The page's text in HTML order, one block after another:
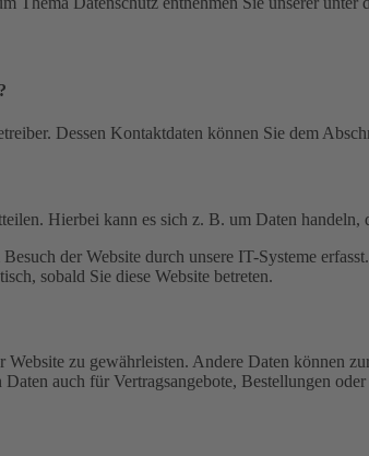
Dessen Kontaktdaten können Sie dem
Hierbei kann es sich z. B. um Daten
der Website durch unsere IT-Systeme
sobald Sie diese Website betreten.
zu gewährleisten. Andere Daten können
auch für Vertragsangebote, Bestellungen